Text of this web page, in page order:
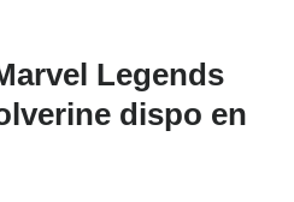
Legends
dispo en